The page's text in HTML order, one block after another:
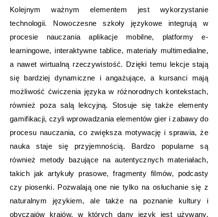
Kolejnym ważnym elementem jest wykorzystanie
technologii. Nowoczesne szkoły językowe integrują w
procesie nauczania aplikacje mobilne, platformy e-
learningowe, interaktywne tablice, materiały multimedialne,
a nawet wirtualną rzeczywistość. Dzięki temu lekcje stają
się bardziej dynamiczne i angażujące, a kursanci mają
możliwość ćwiczenia języka w różnorodnych kontekstach,
również poza salą lekcyjną. Stosuje się także elementy
gamifikacji, czyli wprowadzania elementów gier i zabawy do
procesu nauczania, co zwiększa motywację i sprawia, że
nauka staje się przyjemnością. Bardzo popularne są
również metody bazujące na autentycznych materiałach,
takich jak artykuły prasowe, fragmenty filmów, podcasty
czy piosenki. Pozwalają one nie tylko na osłuchanie się z
naturalnym językiem, ale także na poznanie kultury i
obyczajów krajów, w których dany język jest używany.